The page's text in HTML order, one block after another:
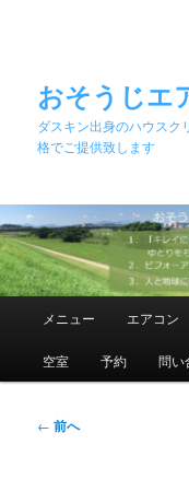
移
動
おそうじエ
ダスキン出身のハウスク
格でご提供致します
メ
メニュー エアコン
空室 予約 問い
投
← 前へ